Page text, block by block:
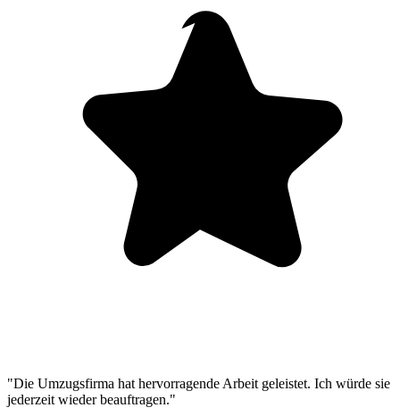
"Die Umzugsfirma hat hervorragende Arbeit geleistet. Ich würde sie
jederzeit wieder beauftragen."